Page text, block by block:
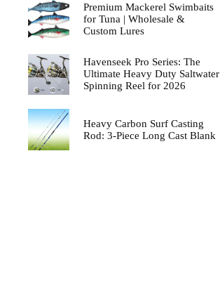
Premium Mackerel Swimbaits
for Tuna | Wholesale &
Custom Lures
Havenseek Pro Series: The
Ultimate Heavy Duty Saltwater
Spinning Reel for 2026
Heavy Carbon Surf Casting
Rod: 3-Piece Long Cast Blank